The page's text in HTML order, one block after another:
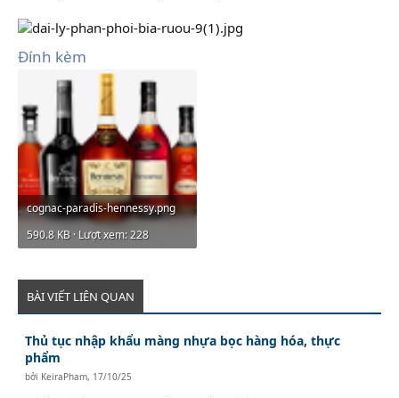
Đính kèm
cognac-paradis-hennessy.png
590.8 KB · Lượt xem: 228
BÀI VIẾT LIÊN QUAN
Thủ tục nhập khẩu màng nhựa bọc hàng hóa, thực
phẩm
bởi KeiraPham, 17/10/25